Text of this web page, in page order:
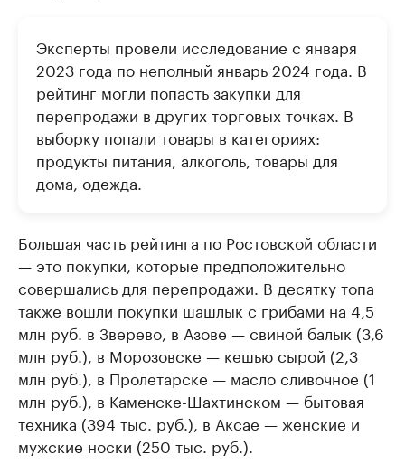
Эксперты провели исследование с января
2023 года по неполный январь 2024 года. В
рейтинг могли попасть закупки для
перепродажи в других торговых точках. В
выборку попали товары в категориях:
продукты питания, алкоголь, товары для
дома, одежда.
Большая часть рейтинга по Ростовской области
— это покупки, которые предположительно
совершались для перепродажи. В десятку топа
также вошли покупки шашлык с грибами на 4,5
млн руб. в Зверево, в Азове — свиной балык (3,6
млн руб.), в Морозовске — кешью сырой (2,3
млн руб.), в Пролетарске — масло сливочное (1
млн руб.), в Каменске-Шахтинском — бытовая
техника (394 тыс. руб.), в Аксае — женские и
мужские носки (250 тыс. руб.).